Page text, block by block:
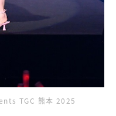
TGC 熊本 2025